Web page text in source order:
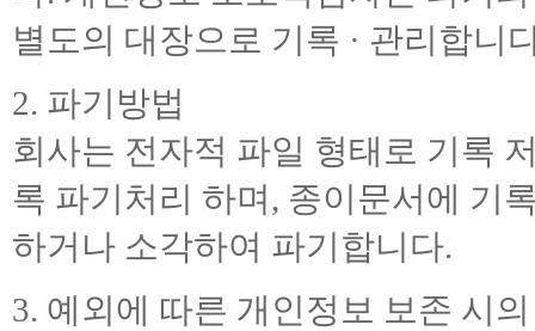
별도의 대장으로 기록 · 관리합니
2. 파기방법
회사는 전자적 파일 형태로 기록
록 파기처리 하며, 종이문서에 기
하거나 소각하여 파기합니다.
3. 예외에 따른 개인정보 보존 시